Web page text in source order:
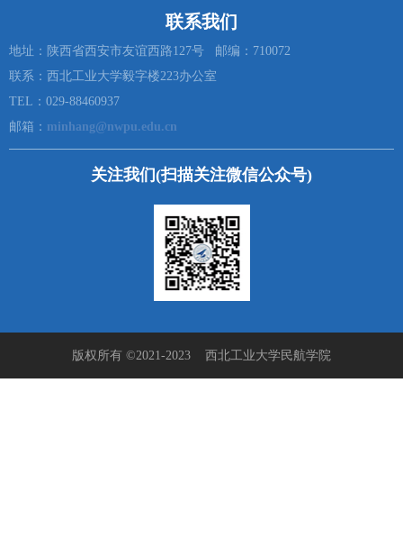
联系我们
地址：陕西省西安市友谊西路127号 邮编：710072
联系：西北工业大学毅字楼223办公室
TEL：029-88460937
邮箱： minhang@nwpu.edu.cn
关注我们(扫描关注微信公众号)
版权所有 ©2021-2023 西北工业大学民航学院